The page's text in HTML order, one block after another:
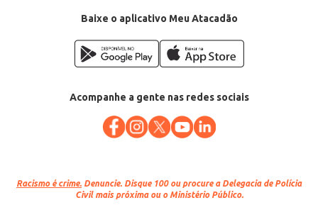
Baixe o aplicativo Meu Atacadão
Acompanhe a gente nas redes sociais
Racismo é crime. Denuncie. Disque 100 ou procure a Delegacia de Polícia
Civil mais próxima ou o Ministério Público.